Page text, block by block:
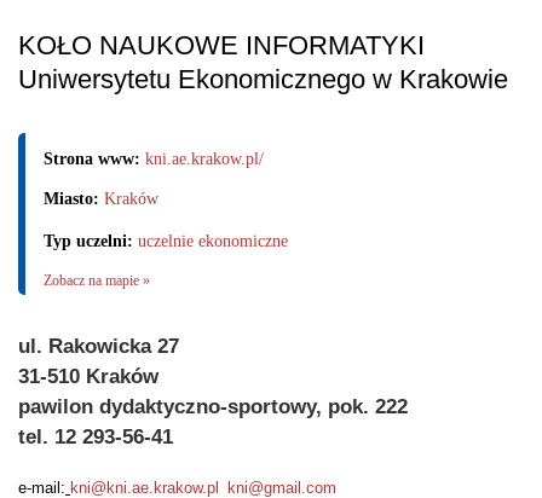
KOŁO NAUKOWE INFORMATYKI
Uniwersytetu Ekonomicznego w Krakowie
Strona www: kni.ae.krakow.pl/
Miasto: Kraków
Typ uczelni: uczelnie ekonomiczne
Zobacz na mapie »
ul. Rakowicka 27
31-510 Kraków
pawilon dydaktyczno-sportowy, pok. 222
tel. 12 293-56-41
e-mail: kni@kni.ae.krakow.pl kni@gmail.com